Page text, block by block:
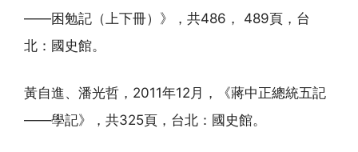
——困勉記（上下冊）》，共486， 489頁，台
北：國史館。
黃自進、潘光哲，2011年12月，《蔣中正總統五記
——學記》，共325頁，台北：國史館。